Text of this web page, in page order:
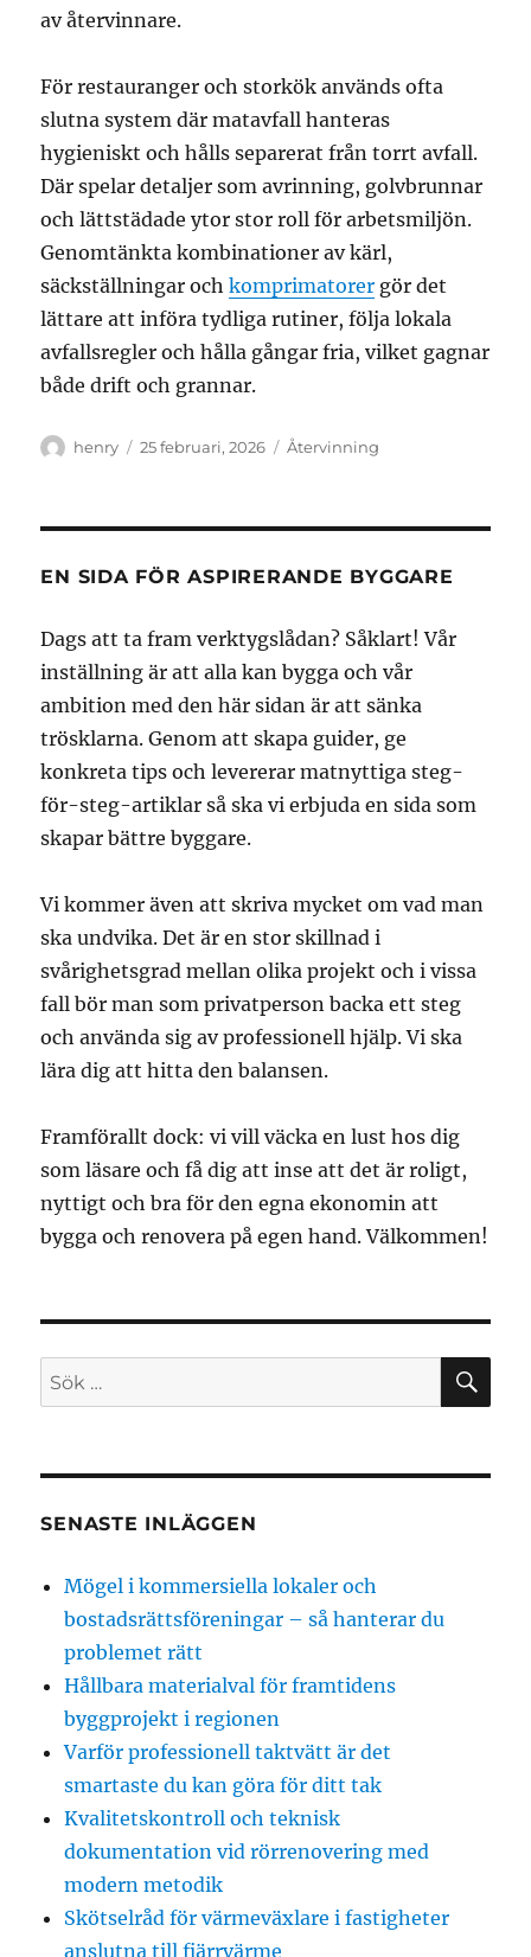
av återvinnare.
För restauranger och storkök används ofta
slutna system där matavfall hanteras
hygieniskt och hålls separerat från torrt avfall.
Där spelar detaljer som avrinning, golvbrunnar
och lättstädade ytor stor roll för arbetsmiljön.
Genomtänkta kombinationer av kärl,
säckställningar ochkomprimatorer gör det
lättare att införa tydliga rutiner, följa lokala
avfallsregler och hålla gångar fria, vilket gagnar
både drift och grannar.
Författare
henry
Publicerat
25 februari, 2026 Kategorier
Återvinning
EN SIDA FÖR ASPIRERANDE BYGGARE
Dags att ta fram verktygslådan? Såklart! Vår
inställning är att alla kan bygga och vår
ambition med den här sidan är att sänka
trösklarna. Genom att skapa guider, ge
konkreta tips och levererar matnyttiga steg-
för-steg-artiklar så ska vi erbjuda en sida som
skapar bättre byggare.
Vi kommer även att skriva mycket om vad man
ska undvika. Det är en stor skillnad i
svårighetsgrad mellan olika projekt och i vissa
fall bör man som privatperson backa ett steg
och använda sig av professionell hjälp. Vi ska
lära dig att hitta den balansen.
Framförallt dock: vi vill väcka en lust hos dig
som läsare och få dig att inse att det är roligt,
nyttigt och bra för den egna ekonomin att
bygga och renovera på egen hand. Välkommen!
Sök
efter:
SENASTE INLÄGGEN
Mögel i kommersiella lokaler och
bostadsrättsföreningar – så hanterar du
problemet rätt
Hållbara materialval för framtidens
byggprojekt i regionen
Varför professionell taktvätt är det
smartaste du kan göra för ditt tak
Kvalitetskontroll och teknisk
dokumentation vid rörrenovering med
modern metodik
Skötselråd för värmeväxlare i fastigheter
anslutna till fjärrvärme